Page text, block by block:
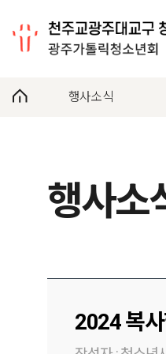
행사소식
행사소
2024 복